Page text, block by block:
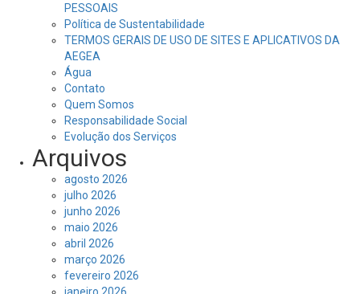
PESSOAIS
Política de Sustentabilidade
TERMOS GERAIS DE USO DE SITES E APLICATIVOS DA
AEGEA
Água
Contato
Quem Somos
Responsabilidade Social
Evolução dos Serviços
Arquivos
agosto 2026
julho 2026
junho 2026
maio 2026
abril 2026
março 2026
fevereiro 2026